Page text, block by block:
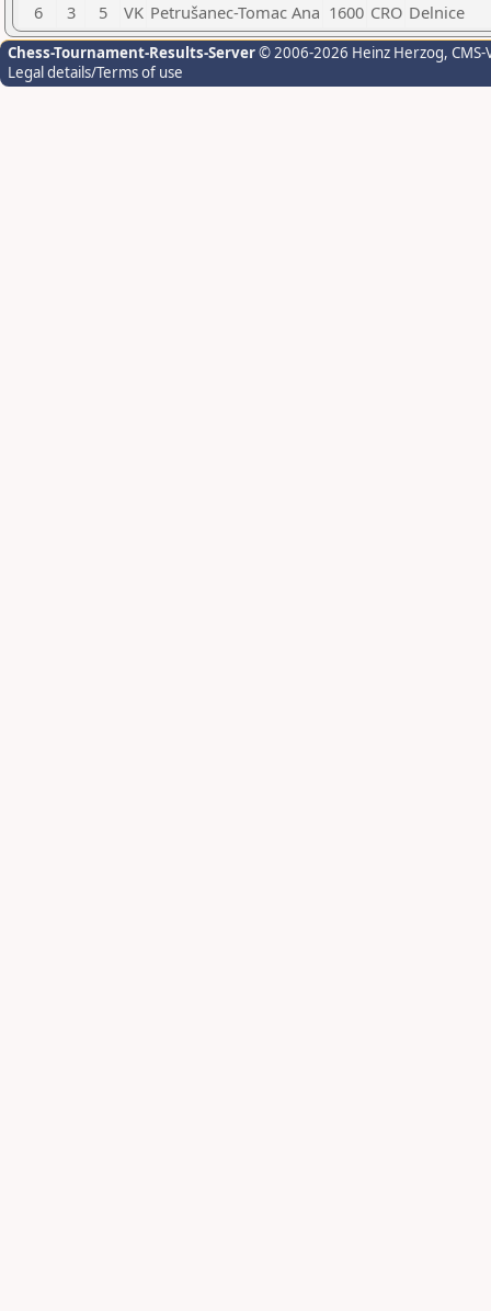
6
3 5 VK Petrušanec-Tomac Ana 1600 CRO Delnice
Chess-Tournament-Results-Server© 2006-2026 Heinz Herzog,
Legal details/Terms of use